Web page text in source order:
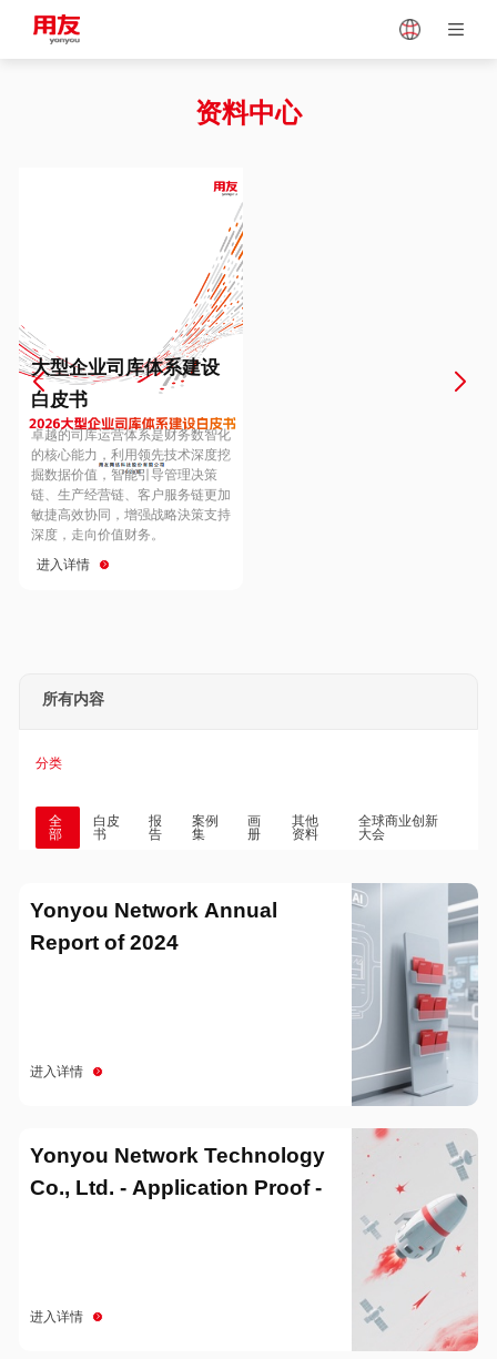
Vietnam
Europe
Hungary
Hong Kong
资料中心
大型企业司库体系建设
白皮书
卓越的司库运营体系是财务数智化
的核心能力，利用领先技术深度挖
掘数据价值，智能引导管理决策
链、生产经营链、客户服务链更加
敏捷高效协同，增强战略決策支持
深度，走向价值财务。
进入详情
所有内容
分类
全
部
白皮
书
报
告
案例
集
画
册
其他
资料
全球商业创新
大会
Yonyou Network Annual
Report of 2024
进入详情
Yonyou Network Technology
Co., Ltd. - Application Proof -
进入详情